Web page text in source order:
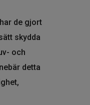
de gjort
skydda
och
detta